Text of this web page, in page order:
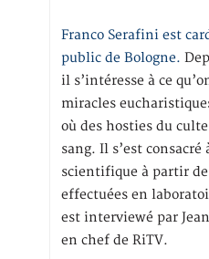
Franco Serafini est
public de Bologne.
il s’intéresse à ce
miracles
où des hosties du
sang. Il s’est consacré
scientifique à partir
effectuées en
est interviewé par
en chef de RiTV.